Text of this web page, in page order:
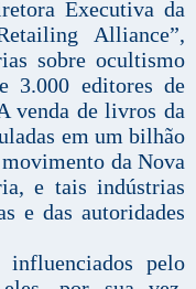
Executiva da
Alliance”,
sobre ocultismo
3.000 editores de
venda de livros da
em um bilhão
da Nova
e tais indústrias
e das autoridades
influenciados pelo